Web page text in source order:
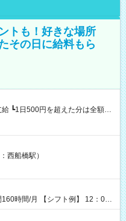
トも！好きな場所
その日に給料もら
なります ★日払いOK！
現金GET♪ お仕事後はコンビニ
西船橋駅）
ト例】 12：00